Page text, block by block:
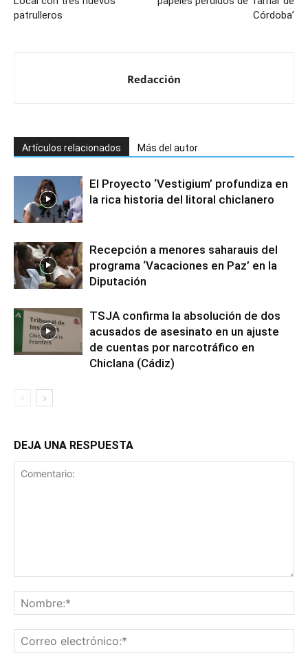
patrulleros
Córdoba’
Redacción
Artículos relacionados Más del autor
El Proyecto ‘Vestigium’ profundiza en
la rica historia del litoral chiclanero
Recepción a menores saharauis del
programa ‘Vacaciones en Paz’ en la
Diputación
TSJA confirma la absolución de dos
acusados de asesinato en un ajuste
de cuentas por narcotráfico en
Chiclana (Cádiz)
DEJA UNA RESPUESTA